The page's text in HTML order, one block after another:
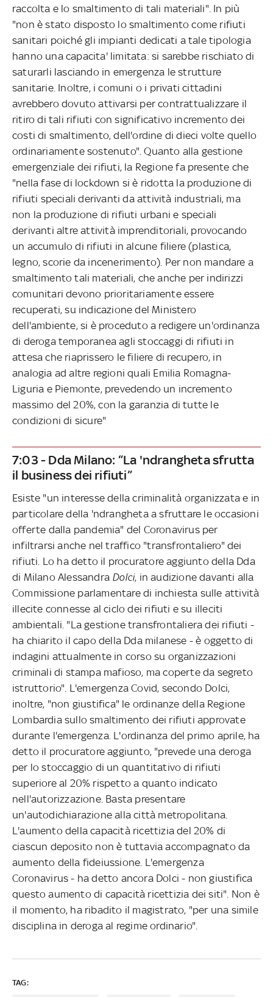
raccolta e lo smaltimento di tali materiali". In più
"non è stato disposto lo smaltimento come rifiuti
sanitari poiché gli impianti dedicati a tale tipologia
hanno una capacita' limitata: si sarebbe rischiato di
saturarli lasciando in emergenza le strutture
sanitarie. Inoltre, i comuni o i privati cittadini
avrebbero dovuto attivarsi per contrattualizzare il
ritiro di tali rifiuti con significativo incremento dei
costi di smaltimento, dell'ordine di dieci volte quello
ordinariamente sostenuto". Quanto alla gestione
emergenziale dei rifiuti, la Regione fa presente che
"nella fase di lockdown si è ridotta la produzione di
rifiuti speciali derivanti da attività industriali, ma
non la produzione di rifiuti urbani e speciali
derivanti altre attività imprenditoriali, provocando
un accumulo di rifiuti in alcune filiere (plastica,
legno, scorie da incenerimento). Per non mandare a
smaltimento tali materiali, che anche per indirizzi
comunitari devono prioritariamente essere
recuperati, su indicazione del Ministero
dell'ambiente, si è proceduto a redigere un'ordinanza
di deroga temporanea agli stoccaggi di rifiuti in
attesa che riaprissero le filiere di recupero, in
analogia ad altre regioni quali Emilia Romagna-
Liguria e Piemonte, prevedendo un incremento
massimo del 20%, con la garanzia di tutte le
condizioni di sicure"
7:03 - Dda Milano: “La 'ndrangheta sfrutta
il business dei rifiuti”
Esiste "un interesse della criminalità organizzata e in
particolare della 'ndrangheta a sfruttare le occasioni
offerte dalla pandemia" del Coronavirus per
infiltrarsi anche nel traffico "transfrontaliero" dei
rifiuti. Lo ha detto il procuratore aggiunto della Dda
di Milano Alessandra Dolci, in audizione davanti alla
Commissione parlamentare di inchiesta sulle attività
illecite connesse al ciclo dei rifiuti e su illeciti
ambientali. "La gestione transfrontaliera dei rifiuti -
ha chiarito il capo della Dda milanese - è oggetto di
indagini attualmente in corso su organizzazioni
criminali di stampa mafioso, ma coperte da segreto
istruttorio". L'emergenza Covid, secondo Dolci,
inoltre, "non giustifica" le ordinanze della Regione
Lombardia sullo smaltimento dei rifiuti approvate
durante l'emergenza. L'ordinanza del primo aprile, ha
detto il procuratore aggiunto, "prevede una deroga
per lo stoccaggio di un quantitativo di rifiuti
superiore al 20% rispetto a quanto indicato
nell'autorizzazione. Basta presentare
un'autodichiarazione alla città metropolitana.
L'aumento della capacità ricettizia del 20% di
ciascun deposito non è tuttavia accompagnato da
aumento della fideiussione. L'emergenza
Coronavirus - ha detto ancora Dolci - non giustifica
questo aumento di capacità ricettizia dei siti". Non è
il momento, ha ribadito il magistrato, "per una simile
disciplina in deroga al regime ordinario".
TAG: